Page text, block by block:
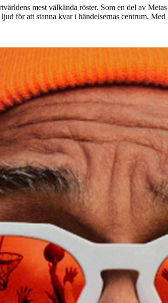
mest välkända röster. Som en del av
för att stanna kvar i händelsernas centrum.